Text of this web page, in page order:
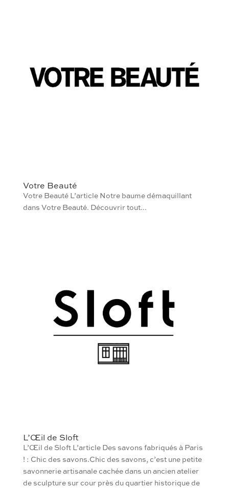
Votre Beauté
Votre Beauté L’article Notre baume démaquillant
dans Votre Beauté. Découvrir tout...
L’Œil de Sloft
L’Œil de Sloft L’article Des savons fabriqués à Paris
! : Chic des savons.Chic des savons, c’est une petite
savonnerie artisanale cachée dans un ancien atelier
de sculpture sur cour près du quartier historique de